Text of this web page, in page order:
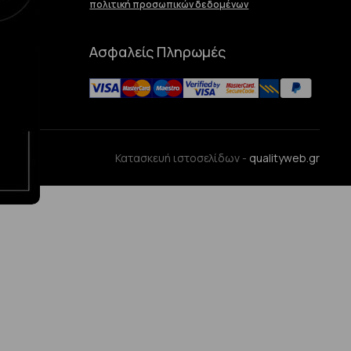
πολιτική προσωπικών δεδομένων
Ασφαλείς Πληρωμές
Κατασκευή ιστοσελίδων - qualityweb.gr